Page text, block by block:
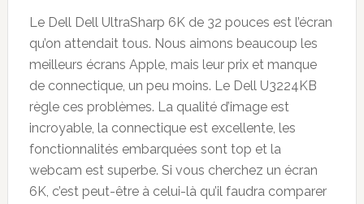
Le Dell Dell UltraSharp 6K de 32 pouces est l’écran
qu’on attendait tous. Nous aimons beaucoup les
meilleurs écrans Apple, mais leur prix et manque
de connectique, un peu moins. Le Dell U3224KB
règle ces problèmes. La qualité d’image est
incroyable, la connectique est excellente, les
fonctionnalités embarquées sont top et la
webcam est superbe. Si vous cherchez un écran
6K, c’est peut-être à celui-là qu’il faudra comparer